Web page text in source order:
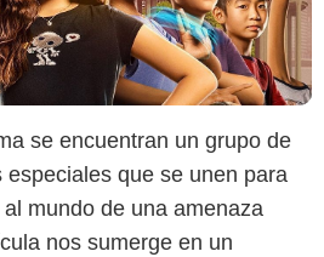
se encuentran un grupo de
especiales que se unen para
mundo de una amenaza
nos sumerge en un